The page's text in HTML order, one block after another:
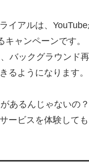
イアルは、
ャンペーンです。
バックグラウンド
るようになります。
あるんじゃない
ービスを体験して